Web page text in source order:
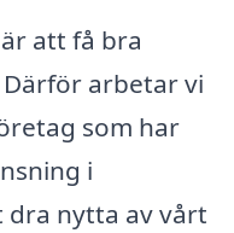
att få bra
arbetar vi
som har
i
dra nytta av vårt